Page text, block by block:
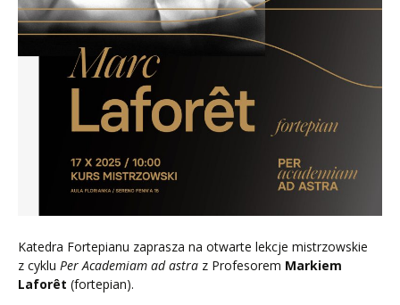
Katedra Fortepianu zaprasza na otwarte lekcje mistrzowskie
z cyklu Per Academiam ad astra z Profesorem Markiem
Laforêt (fortepian).